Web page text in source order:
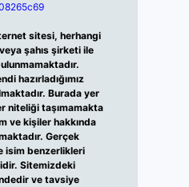
sitesi, herhangi
şahıs şirketi ile
hazırladığımız
Burada yer
niteliği taşımamakta
ve kişiler hakkında
Gerçek
isim benzerlikleri
Sitemizdeki
ve tavsiye